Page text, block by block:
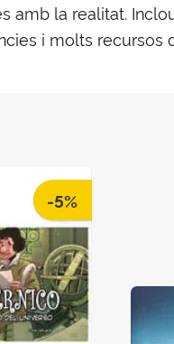
amb la realitat.
i molts recursos
-5%